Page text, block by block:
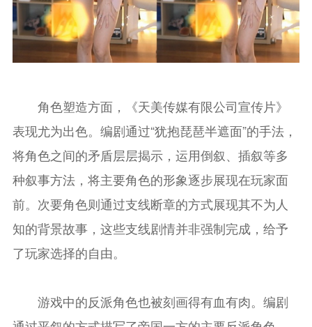
角色塑造方面，《天美传媒有限公司宣传片》
表现尤为出色。编剧通过“犹抱琵琶半遮面”的手法，
将角色之间的矛盾层层揭示，运用倒叙、插叙等多
种叙事方法，将主要角色的形象逐步展现在玩家面
前。次要角色则通过支线断章的方式展现其不为人
知的背景故事，这些支线剧情并非强制完成，给予
了玩家选择的自由。
游戏中的反派角色也被刻画得有血有肉。编剧